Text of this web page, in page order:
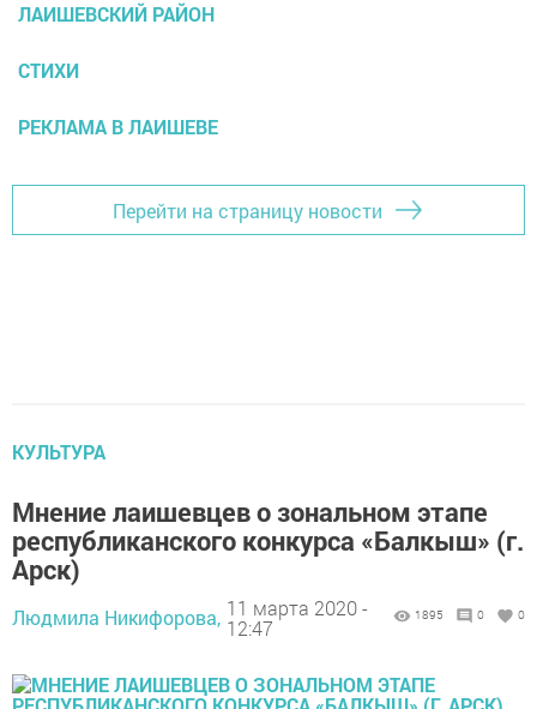
ЛАИШЕВСКИЙ РАЙОН
СТИХИ
РЕКЛАМА В ЛАИШЕВЕ
Перейти на страницу новости
КУЛЬТУРА
Мнение лаишевцев о зональном этапе
республиканского конкурса «Балкыш» (г.
Арск)
Людмила Никифорова, 11 марта 2020 -
12:47
1895 0 0